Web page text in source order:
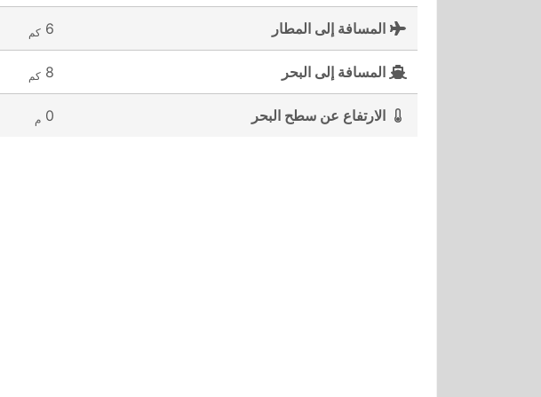
المسافة إلى المطار 6 كم
المسافة إلى البحر 8 كم
الارتفاع عن سطح البحر 0 م